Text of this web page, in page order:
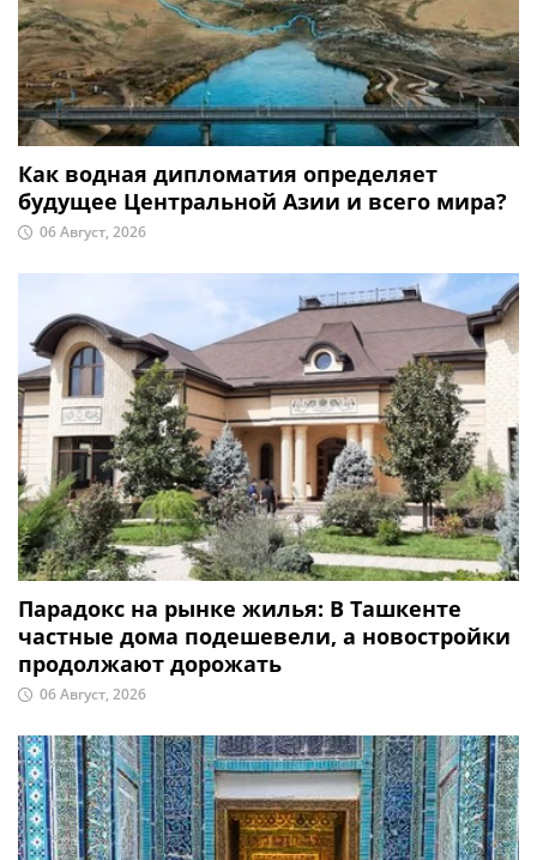
Как водная дипломатия определяет
будущее Центральной Азии и всего мира?
06 Август, 2026
Парадокс на рынке жилья: В Ташкенте
частные дома подешевели, а новостройки
продолжают дорожать
06 Август, 2026